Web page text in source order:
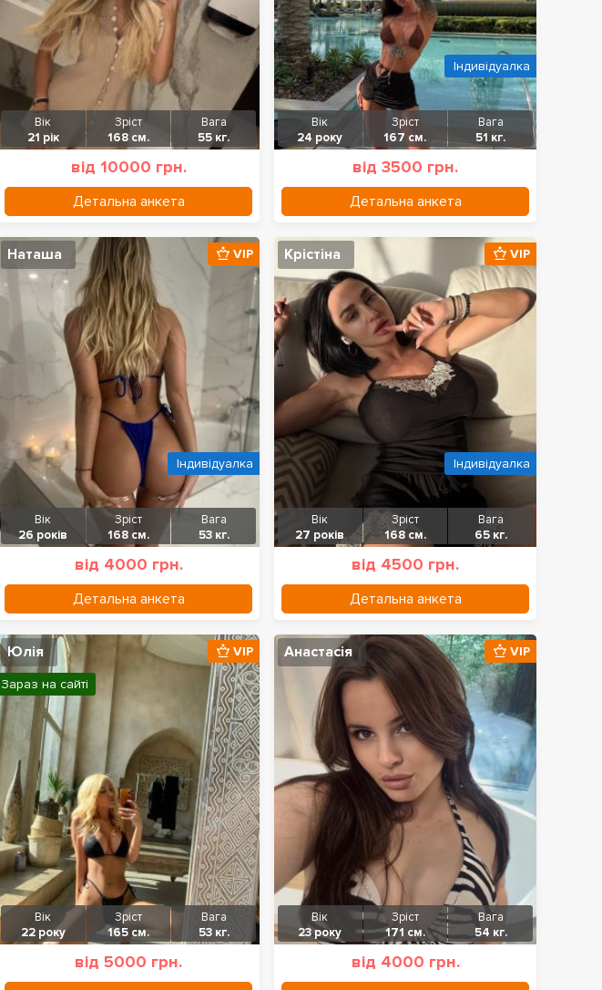
Вік
21 рік
Зріст
168 см.
Вага
55 кг.
від 10000 грн.
Детальна анкета
Вік
24 року
Зріст
167 см.
Вага
51 кг.
від 3500 грн.
Детальна анкета
Індивідуалка
Наташа
Вік
26 років
Зріст
168 см.
Вага
53 кг.
від 4000 грн.
Детальна анкета
VIP
Індивідуалка
Крістіна
Вік
27 років
Зріст
168 см.
Вага
65 кг.
від 4500 грн.
Детальна анкета
VIP
Індивідуалка
Юлія
Вік
22 року
Зріст
165 см.
Вага
53 кг.
від 5000 грн.
VIP
Зараз на сайті
Анастасія
Вік
23 року
Зріст
171 см.
Вага
54 кг.
від 4000 грн.
VIP